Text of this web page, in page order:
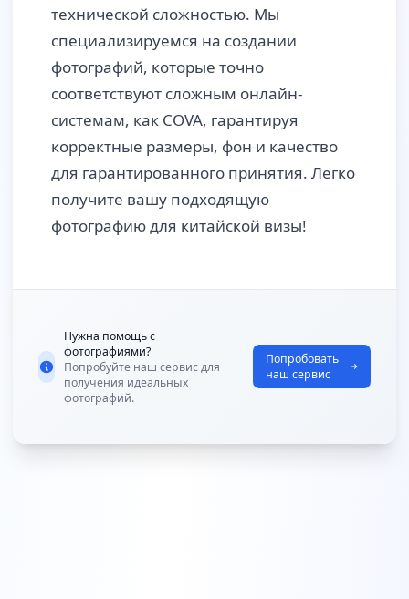
технической сложностью. Мы
специализируемся на создании
фотографий, которые точно
соответствуют сложным онлайн-
системам, как COVA, гарантируя
корректные размеры, фон и качество
для гарантированного принятия. Легко
получите вашу подходящую
фотографию для китайской визы!
Нужна помощь с
фотографиями?
Попробуйте наш сервис для
получения идеальных
фотографий.
Попробовать
наш сервис